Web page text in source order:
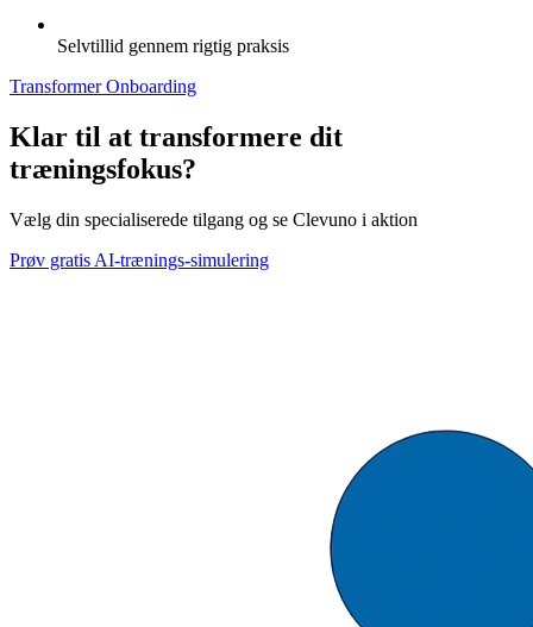
Selvtillid gennem rigtig praksis
Transformer Onboarding
Klar til at transformere dit
træningsfokus?
Vælg din specialiserede tilgang og se Clevuno i aktion
Prøv gratis AI-trænings-simulering